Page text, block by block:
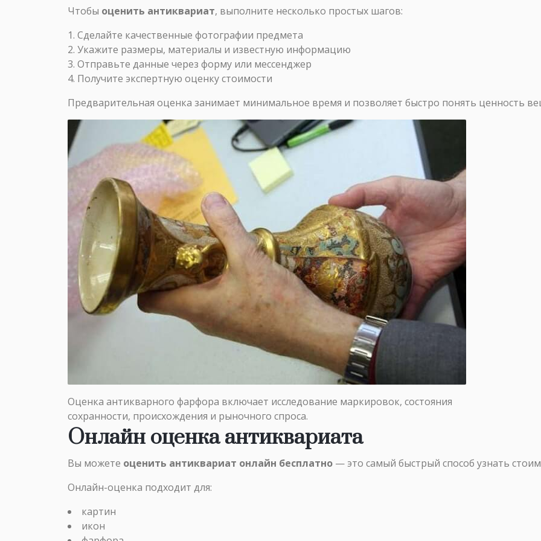
Чтобы оценить антиквариат, выполните несколько простых шагов:
Сделайте качественные фотографии предмета
Укажите размеры, материалы и известную информацию
Отправьте данные через форму или мессенджер
Получите экспертную оценку стоимости
Предварительная оценка занимает минимальное время и позволяет быстро понять ценность
Оценка антикварного фарфора включает исследование маркировок, состояния
сохранности, происхождения и рыночного спроса.
Онлайн оценка антиквариата
Вы можете оценить антиквариат онлайн бесплатно — это самый быстрый способ узнать
Онлайн-оценка подходит для:
картин
икон